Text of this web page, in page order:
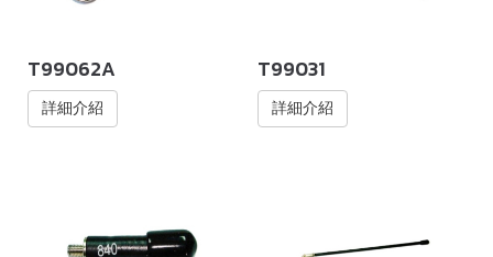
T99062A
詳細介紹
T99031
詳細介紹